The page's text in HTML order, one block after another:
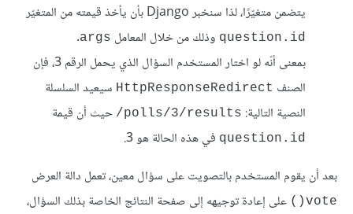
يتضمن متغيّرًا، لذا سنخبر Django بأن يأخذ قيمته من المتغيّر
question.id وذلك من خلال المعامل args
.
بمعنى أنّه لو اختار المستخدم السؤال الذي يحمل الرقم 3، فإن
الصنف HttpResponseRedirect سيعيد السلسلة
النصية التالية: polls/3/results/ حيث أن قيمة
question.id في هذه الحالة هو 3.
بعد أن يقوم المستخدم بالتصويت على سؤال معين، تعمل دالة العرض
vote()
على إعادة توجيهه إلى صفحة النتائج الخاصة بذلك السؤال،